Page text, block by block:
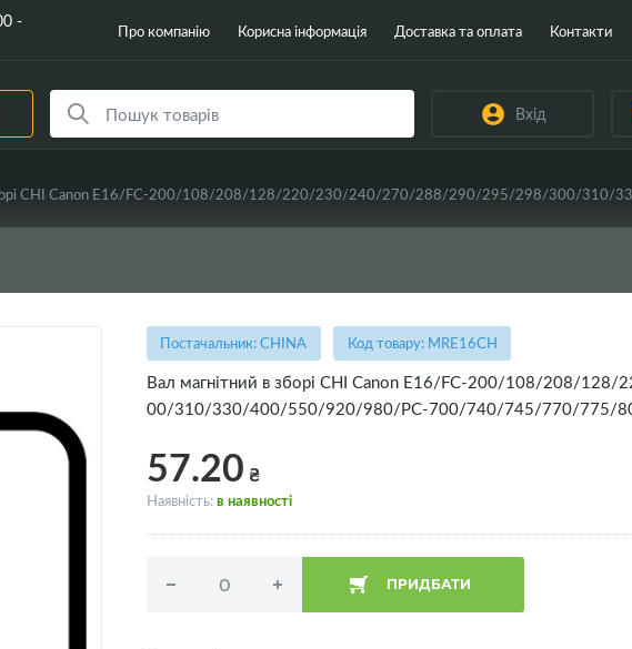
-
Про компанію Корисна інформація Доставка та оплата Контакти
Вхід
Постачальник: CHINA Код товару: MRE16CH
Вал магнітний в зборі CHI Canon E16/FC-200/108/208/
00/310/330/400/550/920/980/PC-700/740/745/770/775/
57.20 ₴
Наявність:в наявності
ПРИДБАТИ